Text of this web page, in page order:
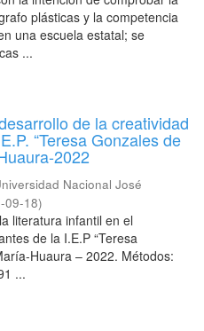
plásticas y la competencia
una escuela estatal; se
...
de la creatividad
“Teresa Gonzales de
2022
Nacional José
09-18)
literatura infantil en el
de la I.E.P “Teresa
Huaura – 2022. Métodos:
...